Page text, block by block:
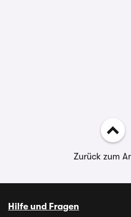
Zurück zum
Hilfe und Fragen